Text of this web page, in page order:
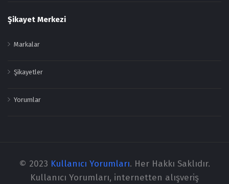
Şikayet Merkezi
Markalar
Şikayetler
Yorumlar
© 2023 Kullanıcı Yorumları. Her Hakkı Saklıdır.
Kullanıcı Yorumları, internetten alışveriş